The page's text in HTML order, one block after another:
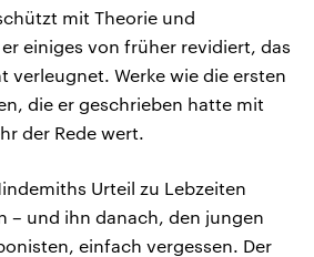
mit Theorie und
einiges von früher revidiert, das
verleugnet. Werke wie die ersten
die er geschrieben hatte mit
der Rede wert.
Urteil zu Lebzeiten
– und ihn danach, den jungen
einfach vergessen. Der